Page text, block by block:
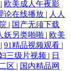
| 欧美成人午夜影
论在线播放 | 人人
| 国产无须下载
妖另类啪啪 | 欧美
| 91精品视频观看 |
三级片视频 | 日
区 | 国内精品网